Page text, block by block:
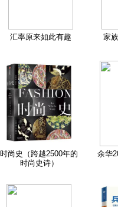
汇率原来如此有趣 家
时尚史（跨越2500年的
时尚史诗）
余华